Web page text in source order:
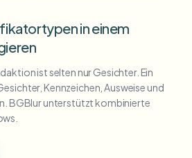
in einem
ist selten nur Gesichter. Ein
Kennzeichen, Ausweise und
BGBlur unterstützt kombinierte